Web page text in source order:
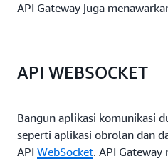
API Gateway juga
API WEBSOCKET
Bangun aplikasi komunikasi
seperti aplikasi obrolan dan
API WebSocket. API Gateway